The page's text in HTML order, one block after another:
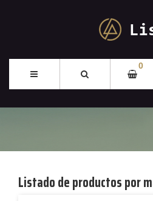
0
Listado de productos por